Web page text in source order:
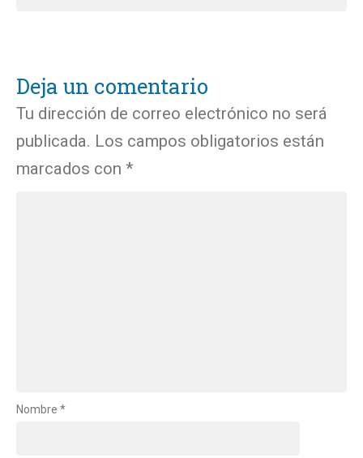
Deja un comentario
Tu dirección de correo electrónico no será
publicada. Los campos obligatorios están
marcados con *
Nombre *